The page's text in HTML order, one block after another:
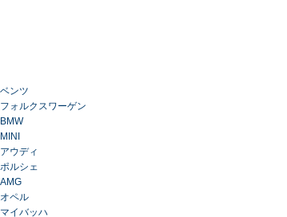
ベンツ
フォルクスワーゲン
BMW
MINI
アウディ
ポルシェ
AMG
オペル
マイバッハ